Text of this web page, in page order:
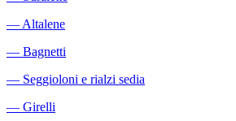
― Altalene
― Bagnetti
― Seggioloni e rialzi sedia
― Girelli